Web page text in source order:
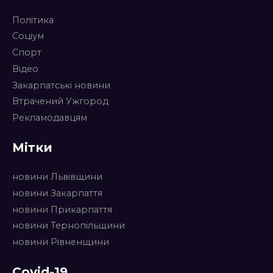
Політика
Соціум
Спорт
Відео
Закарпатські новини
Втрачений Ужгород
Рекламодавцям
Мітки
новини Львівщини
новини Закарпаття
новини Прикарпаття
новини Тернопільщини
новини Рівненщини